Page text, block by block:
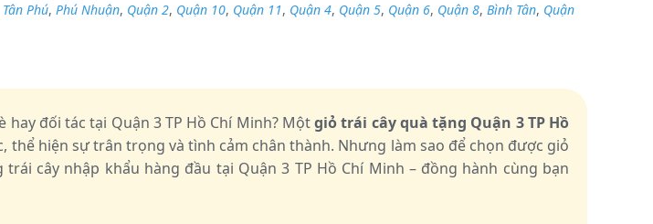
Tân Phú, Phú Nhuận, Quận 2, Quận 10, Quận 11, Quận 4, Quận 5, Quận 6, Quận 8, Bình Tân, Quận
đối tác tại Quận 3 TP Hồ Chí Minh? Mộtgiỏ trái cây quà tặng Quận 3 TP Hồ
thể hiện sự trân trọng và tình cảm chân thành. Nhưng làm sao để chọn được giỏ
cây nhập khẩu hàng đầu tại Quận 3 TP Hồ Chí Minh – đồng hành cùng bạn